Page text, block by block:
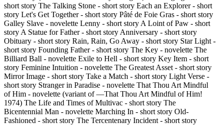
short story The Talking Stone - short story Each an Explorer - short
story Let's Get Together - short story Pâté de Foie Gras - short story
Galley Slave - novelette Lenny - short story A Loint of Paw - short
story A Statue for Father - short story Anniversary - short story
Obituary - short story Rain, Rain, Go Away - short story Star Light -
short story Founding Father - short story The Key - novelette The
Billiard Ball - novelette Exile to Hell - short story Key Item - short
story Feminine Intuition - novelette The Greatest Asset - short story
Mirror Image - short story Take a Match - short story Light Verse -
short story Stranger in Paradise - novelette That Thou Art Mindful
of Him - novelette (variant of —That Thou Art Mindful of Him!
1974) The Life and Times of Multivac - short story The
Bicentennial Man - novelette Marching In - short story Old-
Fashioned - short story The Tercentenary Incident - short story